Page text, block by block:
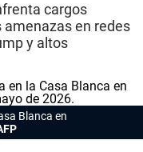
cargos
en redes
y altos
Blanca en